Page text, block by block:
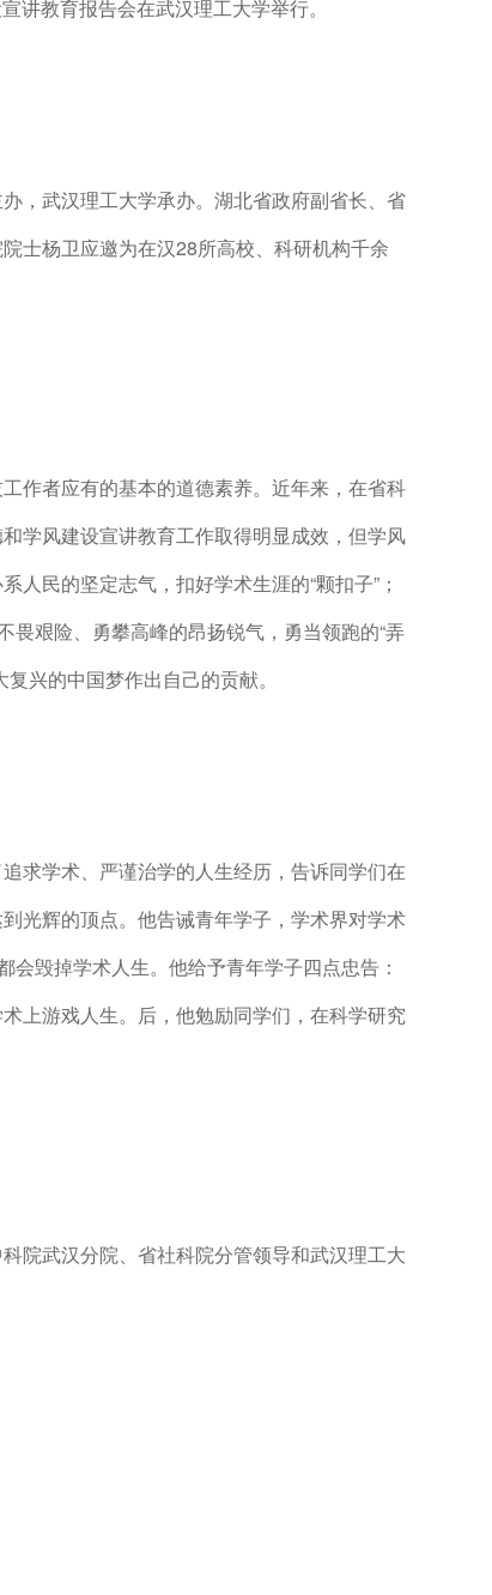
讲教育报告会在武汉理工大学举行。
，武汉理工大学承办。湖北省政府副省长、省
士杨卫应邀为在汉28所高校、科研机构千余
作者应有的基本的道德素养。近年来，在省科
学风建设宣讲教育工作取得明显成效，但学风
民的坚定志气，扣好学术生涯的“颗扣子”；
畏艰险、勇攀高峰的昂扬锐气，勇当领跑的“弄
兴的中国梦作出自己的贡献。
求学术、严谨治学的人生经历，告诉同学们在
光辉的顶点。他告诫青年学子，学术界对学术
毁掉学术人生。他给予青年学子四点忠告：
上游戏人生。后，他勉励同学们，在科学研究
院武汉分院、省社科院分管领导和武汉理工大